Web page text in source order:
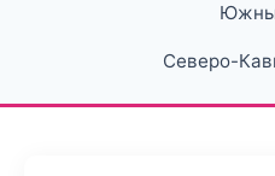
Северо-